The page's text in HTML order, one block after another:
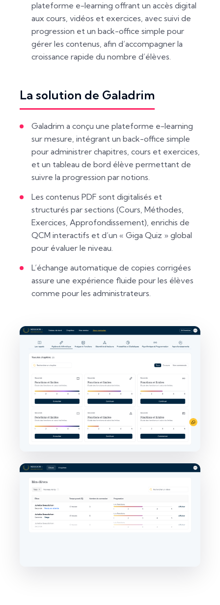
plateforme e-learning offrant un accès digital
aux cours, vidéos et exercices, avec suivi de
progression et un back-office simple pour
gérer les contenus, afin d’accompagner la
croissance rapide du nombre d’élèves.
La solution de Galadrim
Galadrim a conçu une plateforme e-learning
sur mesure, intégrant un back-office simple
pour administrer chapitres, cours et exercices,
et un tableau de bord élève permettant de
suivre la progression par notions.
Les contenus PDF sont digitalisés et
structurés par sections (Cours, Méthodes,
Exercices, Approfondissement), enrichis de
QCM interactifs et d’un « Giga Quiz » global
pour évaluer le niveau.
L’échange automatique de copies corrigées
assure une expérience fluide pour les élèves
comme pour les administrateurs.